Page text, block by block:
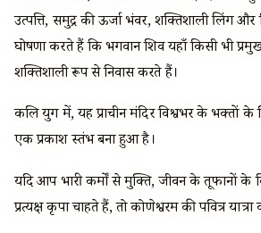
उत्पत्ति, समुद्र की ऊर्जा भंवर, शक्तिशाली लिंग
घोषणा करते हैं कि भगवान शिव यहाँ किसी भी प्रमुख
शक्तिशाली रूप से निवास करते हैं।
कलि युग में, यह प्राचीन मंदिर विश्वभर के भक्तों
एक प्रकाश स्तंभ बना हुआ है।
यदि आप भारी कर्मों से मुक्ति, जीवन के तूफानों के
प्रत्यक्ष कृपा चाहते हैं, तो कोणेश्वरम की पवित्र यात्रा